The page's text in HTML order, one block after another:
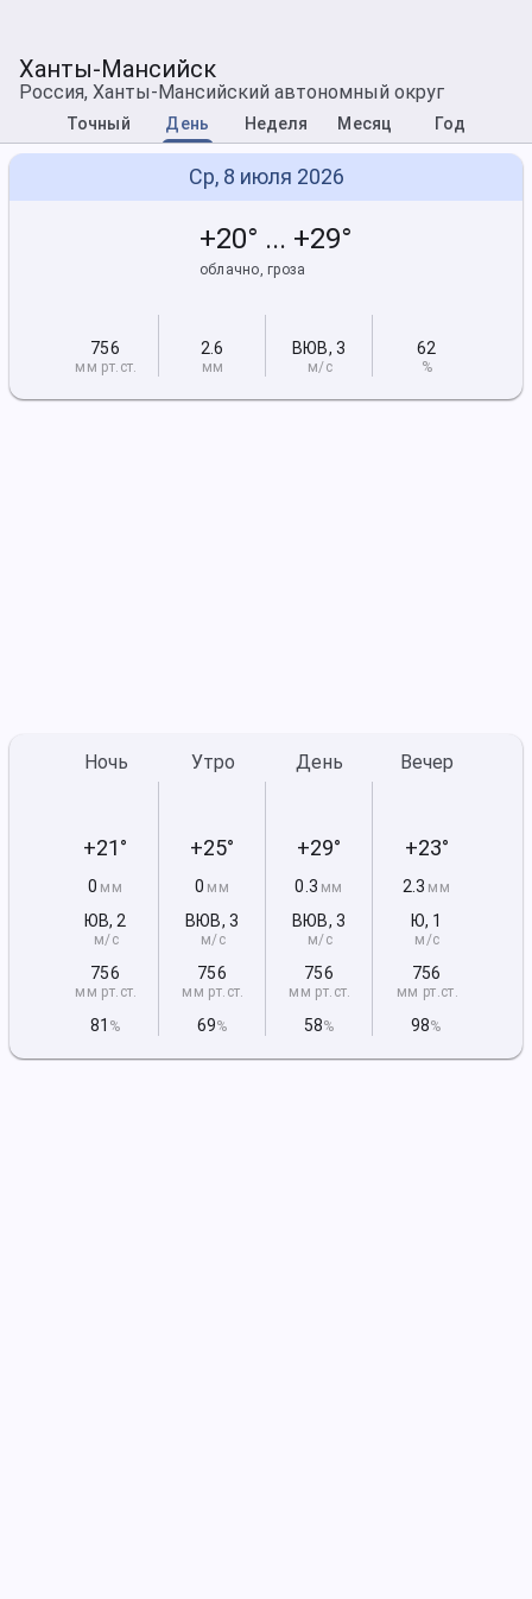
Ханты-Мансийск
Россия, Ханты-Мансийский автономный округ
Точный День Неделя Месяц Год
Ср, 8 июля 2026
+20° ... +29°
облачно, гроза
756
мм рт.ст.
2.6
мм
ВЮВ, 3
м/с
62
%
Ночь
+21°
0 мм
ЮВ, 2
м/с
756
мм рт.ст.
81 %
Утро
+25°
0 мм
ВЮВ, 3
м/с
756
мм рт.ст.
69%
День
+29°
0.3 мм
ВЮВ, 3
м/с
756
мм рт.ст.
58%
Вечер
+23°
2.3 мм
Ю, 1
м/с
756
мм рт.ст.
98%